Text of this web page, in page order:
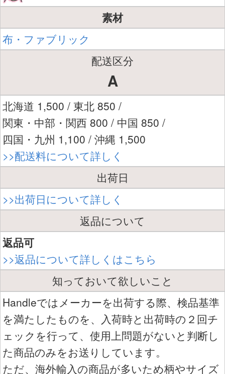
素材
布・ファブリック
配送区分
A
北海道 1,500 / 東北 850 /
関東・中部・関西 800 / 中国 850 /
四国・九州 1,100 / 沖縄 1,500
>>配送料について詳しく
出荷日
>>出荷日について詳しく
返品について
返品可
>>返品について詳しくはこちら
知っておいて欲しいこと
Handleではメーカーを出荷する際、検品基準
を満たしたものを、入荷時と出荷時の２回チ
ェックを行って、使用上問題がないと判断し
た商品のみをお送りしています。
ただ、海外輸入の商品が多いため柄やサイズ